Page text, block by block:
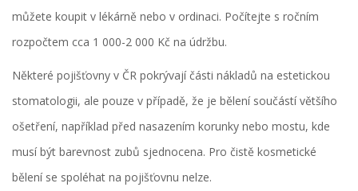
můžete koupit v lékárně nebo v ordinaci. Počítejte s ročním
rozpočtem cca 1 000-2 000 Kč na údržbu.
Některé pojišťovny v ČR pokrývají části nákladů na estetickou
stomatologii, ale pouze v případě, že je bělení součástí většího
ošetření, například před nasazením korunky nebo mostu, kde
musí být barevnost zubů sjednocena. Pro čistě kosmetické
bělení se spoléhat na pojišťovnu nelze.